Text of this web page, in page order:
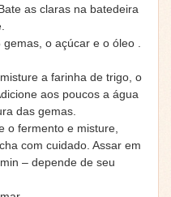
as claras na batedeira
o açúcar e o óleo .
a farinha de trigo, o
aos poucos a água
das gemas.
o fermento e misture,
com cuidado. Assar em
– depende de seu